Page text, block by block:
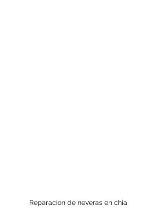
Reparacion de neveras en chia